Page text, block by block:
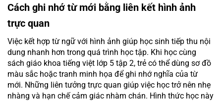
Cách ghi nhớ từ mới bằng liên kết hình ảnh
trực quan
Việc kết hợp từ ngữ với hình ảnh giúp học sinh tiếp thu nội
dung nhanh hơn trong quá trình học tập. Khi học cùng
sách giáo khoa tiếng việt lớp 5 tập 2, trẻ có thể dùng sơ đồ
màu sắc hoặc tranh minh họa để ghi nhớ nghĩa của từ
mới. Những liên tưởng trực quan giúp việc học trở nên nhẹ
nhàng và hạn chế cảm giác nhàm chán. Hình thức học này